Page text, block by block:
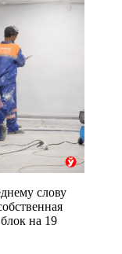
слову
на 19